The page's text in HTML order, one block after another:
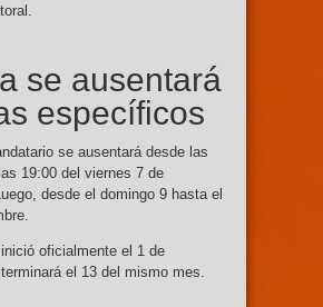
se ausentará
específicos
se ausentará desde las
19:00 del viernes 7 de
desde el domingo 9 hasta el
inició oficialmente el 1 de
el 13 del mismo mes.